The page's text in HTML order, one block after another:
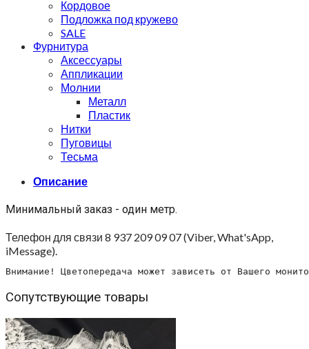
Кордовое
Подложка под кружево
SALE
Фурнитура
Аксессуары
Аппликации
Молнии
Металл
Пластик
Нитки
Пуговицы
Тесьма
Описание
Минимальный заказ - один метр.
Телефон для связи 8 937 209 09 07 (Viber, What'sApp,
iMessage).
Внимание! Цветопередача может зависеть от Вашего
Сопутствующие товары